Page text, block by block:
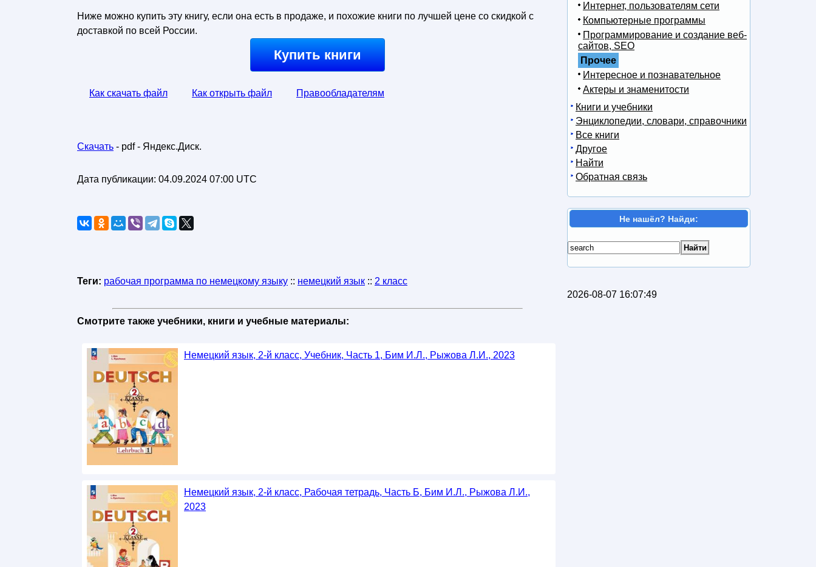
Ниже можно купить эту книгу, если она есть в продаже, и похожие книги по лучшей цене со скидкой с
доставкой по всей России.
Купить книги
Как скачать файл Как открыть файл Правообладателям
Скачать - pdf - Яндекс.Диск.
Дата публикации: 04.09.2024 07:00 UTC
Теги: рабочая программа по немецкому языку :: немецкий язык :: 2 класс
Смотрите также учебники, книги и учебные материалы:
Немецкий язык, 2-й класс, Учебник, Часть 1, Бим И.Л., Рыжова Л.И., 2023
Немецкий язык, 2-й класс, Рабочая тетрадь, Часть Б, Бим И.Л., Рыжова Л.И.,
2023
Интернет, пользователям сети
Компьютерные программы
Программирование и создание веб-
сайтов, SEO
Прочее
Интересное и познавательное
Актеры и знаменитости
Книги и учебники
Энциклопедии, словари, справочники
Все книги
Другое
Найти
Обратная связь
Не нашёл? Найди:
2026-08-07 16:07:49